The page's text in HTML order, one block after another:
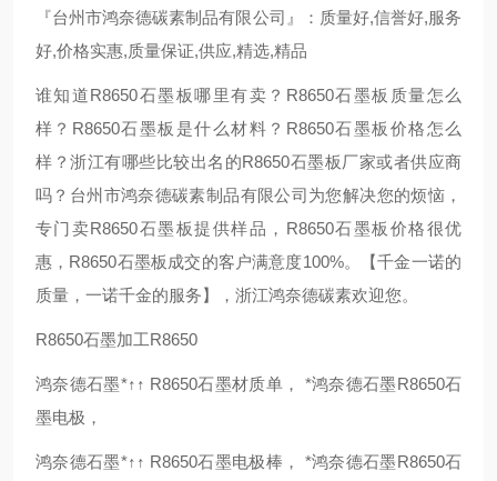
『台州市鸿奈德碳素制品有限公司』：质量好,信誉好,服务
好,价格实惠,质量保证,供应,精选,精品
谁知道R8650石墨板哪里有卖？R8650石墨板质量怎么
样？R8650石墨板是什么材料？R8650石墨板价格怎么
样？浙江有哪些比较出名的R8650石墨板厂家或者供应商
吗？台州市鸿奈德碳素制品有限公司为您解决您的烦恼，
专门卖R8650石墨板提供样品，R8650石墨板价格很优
惠，R8650石墨板成交的客户满意度100%。【千金一诺的
质量，一诺千金的服务】，浙江鸿奈德碳素欢迎您。
R8650石墨加工R8650
鸿奈德石墨*↑↑ R8650石墨材质单， *鸿奈德石墨R8650石
墨电极，
鸿奈德石墨*↑↑ R8650石墨电极棒， *鸿奈德石墨R8650石